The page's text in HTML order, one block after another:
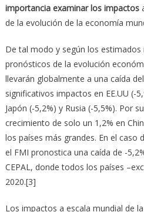
importancia examinar los impactos
de la evolución de la economía
De tal modo y según los
pronósticos de la evolución
llevarán globalmente a una caída
significativos impactos en EE.UU (-
Japón (-5,2%) y Rusia (-5,5%). Por
crecimiento de solo un 1,2% en
los países más grandes. En el caso
el FMI pronostica una caída de -
CEPAL, donde todos los países
2020.[3]
Los impactos a escala mundial de